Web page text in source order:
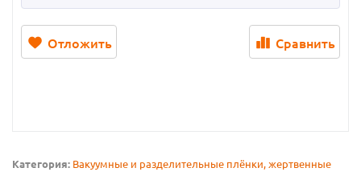
Отложить Сравнить
Категория: Вакуумные и разделительные плёнки, жертвенные